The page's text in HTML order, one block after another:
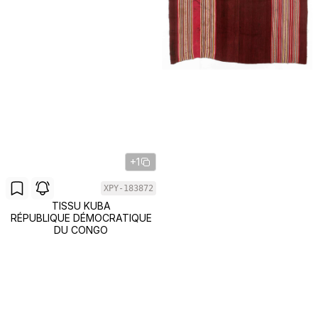
+1
XPY-183872
TISSU KUBA
RÉPUBLIQUE DÉMOCRATIQUE
DU CONGO